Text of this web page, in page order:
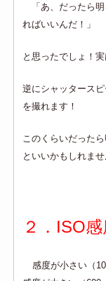
「あ、だったら明
ればいいんだ！」
と思ったでしょ！
逆にシャッタース
を撮れます！
このくらいだった
といいかもしれま
２．ISO
感度が小さい（